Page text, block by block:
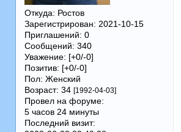
Откуда: Ростов
Зарегистрирован: 2021-10-15
Приглашений: 0
Сообщений: 340
Уважение: [+0/-0]
Позитив: [+0/-0]
Пол: Женский
Возраст: 34 [1992-04-03]
Провел на форуме:
5 часов 24 минуты
Последний визит: